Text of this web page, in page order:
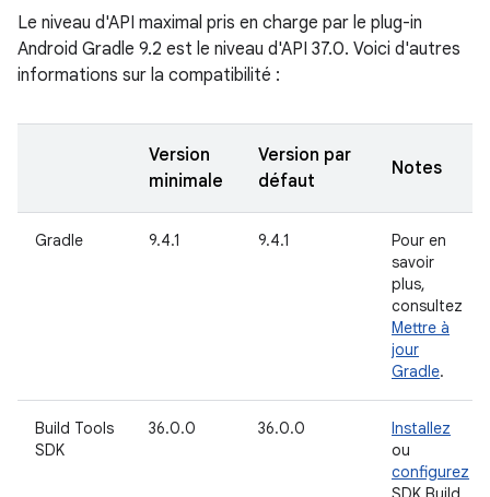
Le niveau d'API maximal pris en charge par le plug-in
Android Gradle 9.2 est le niveau d'API 37.0. Voici d'autres
informations sur la compatibilité :
Version
minimale
Version par
défaut
Notes
Gradle 9.4.1 9.4.1
Pour en
savoir
plus,
consultez
Mettre à
jour
Gradle.
Build Tools
SDK
36.0.0 36.0.0
Installez
ou
configurez